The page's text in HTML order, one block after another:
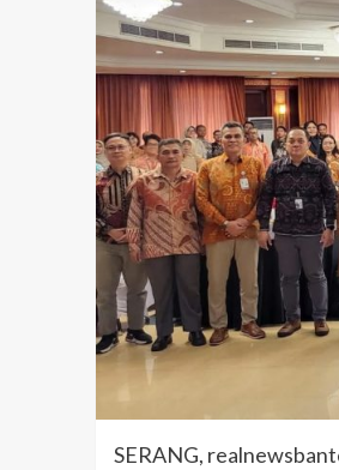
SERANG,